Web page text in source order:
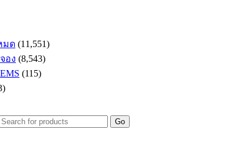
มด (11,551)
อง (8,543)
(115)
Go